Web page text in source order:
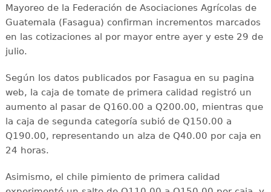
Mayoreo de la Federación de Asociaciones Agrícolas de
Guatemala (Fasagua) confirman incrementos marcados
en las cotizaciones al por mayor entre ayer y este 29 de
julio.
Según los datos publicados por Fasagua en su pagina
web, la caja de tomate de primera calidad registró un
aumento al pasar de Q160.00 a Q200.00, mientras que
la caja de segunda categoría subió de Q150.00 a
Q190.00, representando un alza de Q40.00 por caja en
24 horas.
Asimismo, el chile pimiento de primera calidad